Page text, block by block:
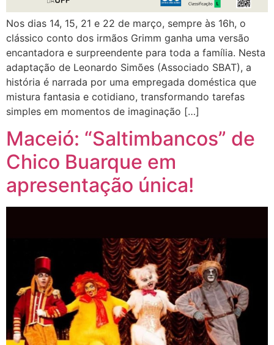
Nos dias 14, 15, 21 e 22 de março, sempre às 16h, o
clássico conto dos irmãos Grimm ganha uma versão
encantadora e surpreendente para toda a família. Nesta
adaptação de Leonardo Simões (Associado SBAT), a
história é narrada por uma empregada doméstica que
mistura fantasia e cotidiano, transformando tarefas
simples em momentos de imaginação […]
Maceió: “Saltimbancos” de
Chico Buarque em
apresentação única!